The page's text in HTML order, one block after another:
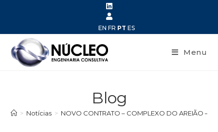
EN FR PT ES
Menu
Blog
> Notícias > NOVO CONTRATO – COMPLEXO DO AREIÃO –